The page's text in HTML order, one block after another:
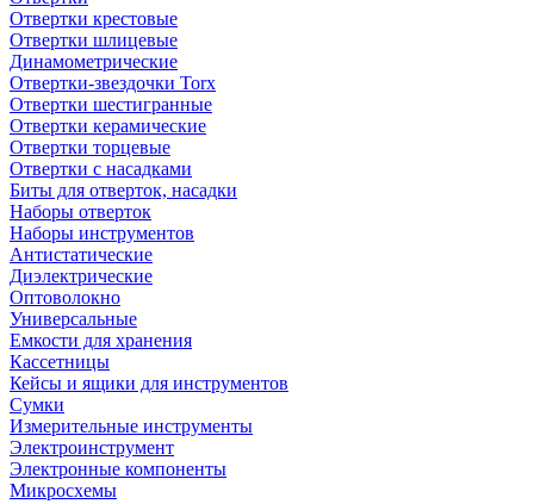
Отвертки крестовые
Отвертки шлицевые
Динамометрические
Отвертки-звездочки Torx
Отвертки шестигранные
Отвертки керамические
Отвертки торцевые
Отвертки с насадками
Биты для отверток, насадки
Наборы отверток
Наборы инструментов
Антистатические
Диэлектрические
Оптоволокно
Универсальные
Емкости для хранения
Кассетницы
Кейсы и ящики для инструментов
Сумки
Измерительные инструменты
Электроинструмент
Электронные компоненты
Микросхемы